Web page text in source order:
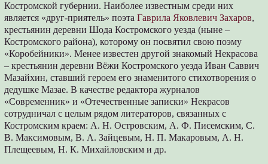
Костромской губернии. Наиболее известным среди них
является «друг-приятель» поэтаГаврила Яковлевич Захаров,
крестьянин деревни Шода Костромского уезда (ныне –
Костромского района), которому он посвятил свою поэму
«Коробейники». Менее известен другой знакомый Некрасова
– крестьянин деревни Вёжи Костромского уезда Иван Саввич
Мазайхин, ставший героем его знаменитого стихотворения о
дедушке Мазае. В качестве редактора журналов
«Современник» и «Отечественные записки» Некрасов
сотрудничал с целым рядом литераторов, связанных с
Костромским краем: А. Н. Островским, А. Ф. Писемским, С.
В. Максимовым, В. А. Зайцевым, Н. П. Макаровым, А. Н.
Плещеевым, Н. К. Михайловским и др.